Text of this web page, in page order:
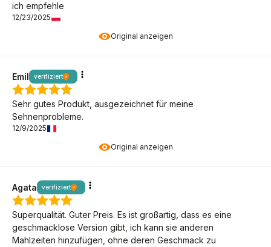
Original anzeigen
ich empfehle
12/23/2025
Original anzeigen
Emil verifiziert
Sehr gutes Produkt, ausgezeichnet für meine
Sehnenprobleme.
12/9/2025
Agata verifiziert
Superqualität. Guter Preis. Es ist großartig, dass es eine
geschmacklose Version gibt, ich kann sie anderen
Mahlzeiten hinzufügen, ohne deren Geschmack zu